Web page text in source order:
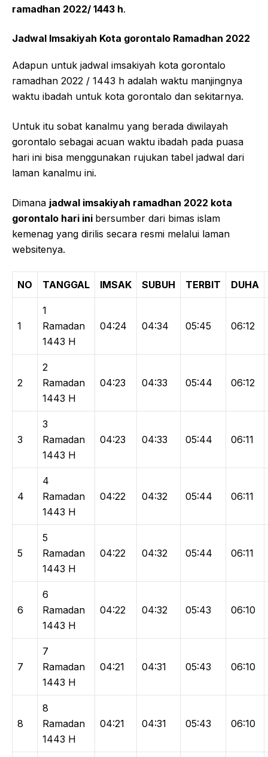
ramadhan 2022/ 1443 h.
Jadwal Imsakiyah Kota gorontalo Ramadhan 2022
Adapun untuk jadwal imsakiyah kota gorontalo
ramadhan 2022 / 1443 h adalah waktu manjingnya
waktu ibadah untuk kota gorontalo dan sekitarnya.
Untuk itu sobat kanalmu yang berada diwilayah
gorontalo sebagai acuan waktu ibadah pada puasa
hari ini bisa menggunakan rujukan tabel jadwal dari
laman kanalmu ini.
Dimana jadwal imsakiyah ramadhan 2022 kota
gorontalo hari ini bersumber dari bimas islam
kemenag yang dirilis secara resmi melalui laman
websitenya.
NO TANGGAL IMSAK SUBUH TERBIT DUHA
1
1
Ramadan
1443 H
04:24 04:34 05:45 06:12
2
2
Ramadan
1443 H
04:23 04:33 05:44 06:12
3
3
Ramadan
1443 H
04:23 04:33 05:44 06:11
4
4
Ramadan
1443 H
04:22 04:32 05:44 06:11
5
5
Ramadan
1443 H
04:22 04:32 05:44 06:11
6
6
Ramadan
1443 H
04:22 04:32 05:43 06:10
7
7
Ramadan
1443 H
04:21 04:31 05:43 06:10
8
8
Ramadan
1443 H
04:21 04:31 05:43 06:10